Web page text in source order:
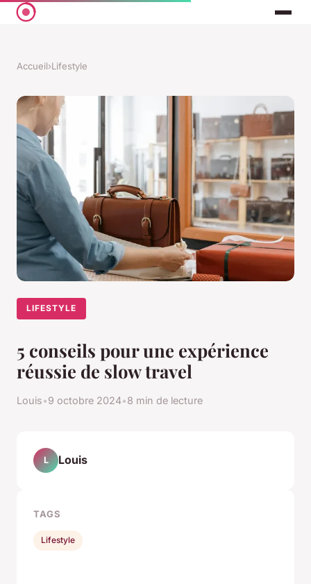
Accueil›Lifestyle
LIFESTYLE
5 conseils pour une expérience
réussie de slow travel
Louis•9 octobre 2024•8 min de lecture
L Louis
TAGS
Lifestyle